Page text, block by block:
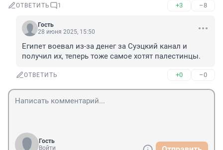
ОТВЕТИТЬ 1 +3 –8
Гость
28 июня 2025, 15:50
Египет воевал из-за денег за Суэцкий канал и
получил их, теперь тоже самое хотят палестинцы.
ОТВЕТИТЬ +0 –0
Гость
Войти